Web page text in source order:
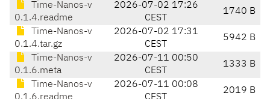
Time-Nanos-v
0.1.4.readme
2026-07-02 17:26
CEST
1740 B
Time-Nanos-v
0.1.4.tar.gz
2026-07-02 17:31
CEST
5942 B
Time-Nanos-v
0.1.6.meta
2026-07-11 00:50
CEST
1333 B
Time-Nanos-v
2026-07-11 00:08
2019 B